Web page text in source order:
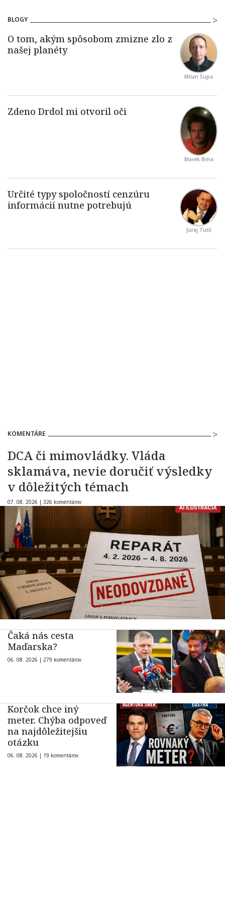
BLOGY
Milan Šupa
Marek Brna
Juraj Tušš
KOMENTÁRE
DCA či mimovládky. Vláda
sklamáva, nevie doručiť výsledky
v dôležitých témach
07. 08. 2026 | 326 komentárov
Čaká nás cesta
Maďarska?
06. 08. 2026 | 279 komentárov
Korčok chce iný
meter. Chýba odpoveď
na najdôležitejšiu
otázku
06. 08. 2026 | 19 komentárov